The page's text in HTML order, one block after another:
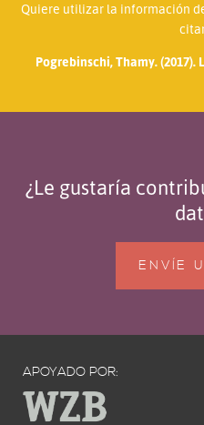
Quiere utilizar la información
Pogrebinschi, Thamy. (2017).
¿Le gustaría
ENVÍE
APOYADO POR: